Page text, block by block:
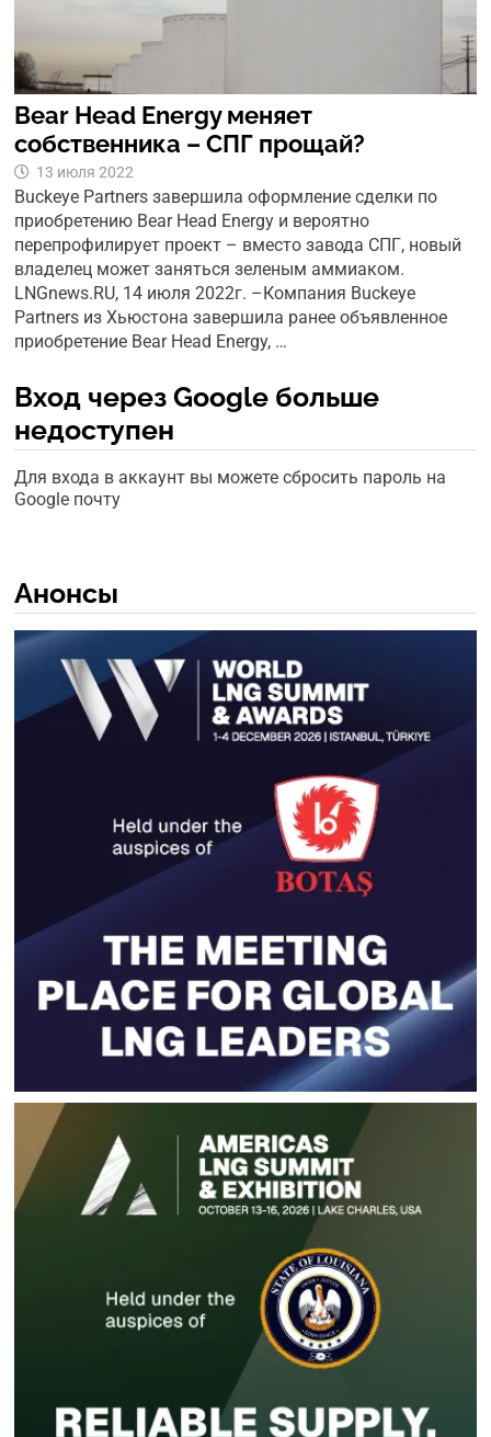
Bear Head Energy меняет
собственника – СПГ прощай?
13 июля 2022
Buckeye Partners завершила оформление сделки по
приобретению Bear Head Energy и вероятно
перепрофилирует проект – вместо завода СПГ, новый
владелец может заняться зеленым аммиаком.
LNGnews.RU, 14 июля 2022г. –Компания Buckeye
Partners из Хьюстона завершила ранее объявленное
приобретение Bear Head Energy, …
Вход через Google больше
недоступен
Для входа в аккаунт вы можете сбросить пароль на
Google почту
Анонсы